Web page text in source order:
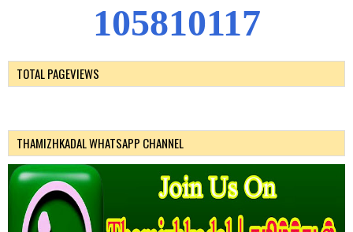
105810117
TOTAL PAGEVIEWS
THAMIZHKADAL WHATSAPP CHANNEL